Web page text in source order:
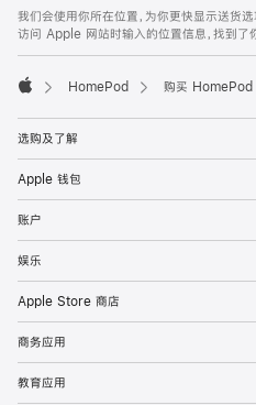
我们会使用你所在位置，为你更快显示送货
访问 Apple 网站时输入的位置信息，找到了
HomePod 购买 HomePod
选购及了解
Apple 钱包
账户
娱乐
Apple Store 商店
商务应用
教育应用